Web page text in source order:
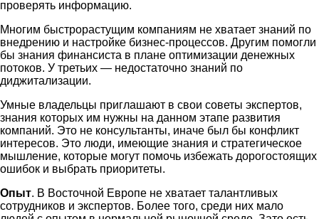
проверять информацию.
Многим быстрорастущим компаниям не хватает знаний по
внедрению и настройке бизнес-процессов. Другим помогли
бы знания финансиста в плане оптимизации денежных
потоков. У третьих — недостаточно знаний по
диджитализации.
Умные владельцы приглашают в свои советы экспертов,
знания которых им нужны на данном этапе развития
компаний. Это не консультанты, иначе был бы конфликт
интересов. Это люди, имеющие знания и стратегическое
мышление, которые могут помочь избежать дорогостоящих
ошибок и выбрать приоритеты.
Опыт. В Восточной Европе не хватает талантливых
сотрудников и экспертов. Более того, среди них мало